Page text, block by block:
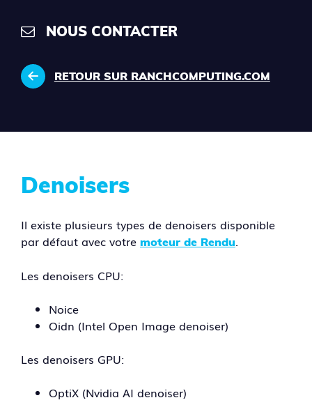
NOUS CONTACTER
RETOUR SUR RANCHCOMPUTING.COM
Denoisers
Il existe plusieurs types de denoisers disponible
par défaut avec votre moteur de Rendu.
Les denoisers CPU:
Noice
Oidn (Intel Open Image denoiser)
Les denoisers GPU:
OptiX (Nvidia AI denoiser)